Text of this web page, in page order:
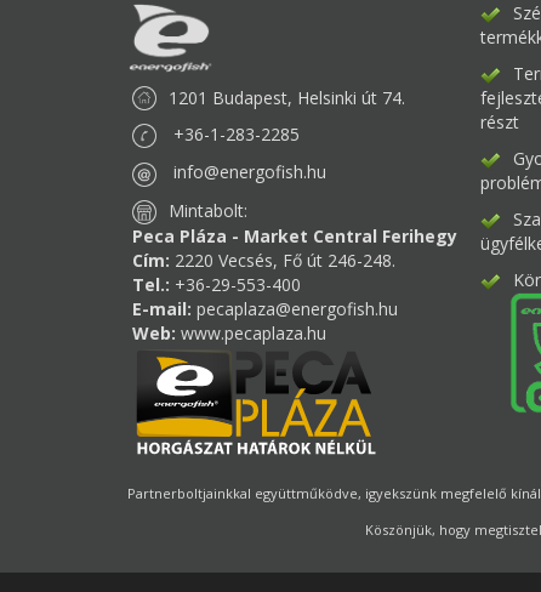
1201 Budapest, Helsinki út 74.
+36-1-283-2285
info@energofish.hu
Mintabolt:
Peca Pláza - Market Central Ferihegy
Cím: 2220 Vecsés, Fő út 246-248.
Tel.: +36-29-553-400
E-mail: pecaplaza@energofish.hu
Web: www.pecaplaza.hu
részt
Partnerboltjainkkal együttműködve, igyekszünk megfelelő
Köszönjük, hogy